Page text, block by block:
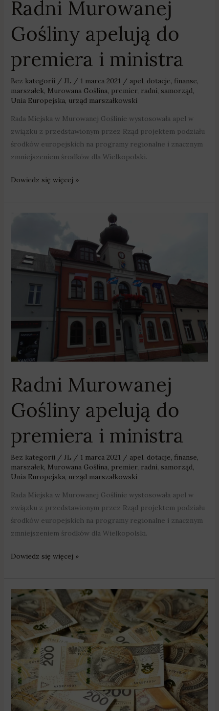
Radni Murowanej
Gośliny apelują do
premiera i ministra
Bez kategorii/ JL / 1 marca 2021 / apel, dotacje, finanse,
marszałek, Murowana Goślina, premier, radni, samorząd,
Unia Europejska, urząd marszałkowski
Rada Miejska w Murowanej Goślinie wystosowała apel w
związku z przedstawionym przez Rząd projektem podziału
środków europejskich na programy regionalne i znacznym
zmniejszeniem środków dla Wielkopolski.
Dowiedz się więcej »
Radni Murowanej
Gośliny apelują do
premiera i ministra
Bez kategorii/ JL / 1 marca 2021 / apel, dotacje, finanse,
marszałek, Murowana Goślina, premier, radni, samorząd,
Unia Europejska, urząd marszałkowski
Rada Miejska w Murowanej Goślinie wystosowała apel w
związku z przedstawionym przez Rząd projektem podziału
środków europejskich na programy regionalne i znacznym
zmniejszeniem środków dla Wielkopolski.
apelują
do
ministra
Dowiedz się więcej »
Konkurs
WARP
o
dotacje
dla
firm
jest
ważny